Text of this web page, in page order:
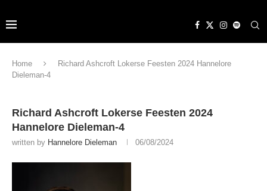
Home
Richard Ashcroft Lokerse Feesten 2024 Hannelore
Dieleman-4
Richard Ashcroft Lokerse Feesten 2024
Hannelore Dieleman-4
written by Hannelore Dieleman 06/08/2024